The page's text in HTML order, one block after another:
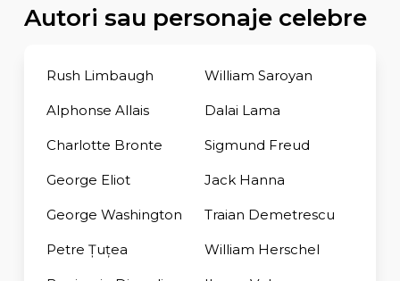
Autori sau personaje celebre
Rush Limbaugh William Saroyan
Alphonse Allais Dalai Lama
Charlotte Bronte Sigmund Freud
George Eliot Jack Hanna
George Washington Traian Demetrescu
Petre Țuțea William Herschel